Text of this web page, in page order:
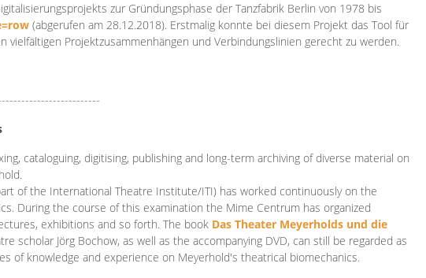
zur Gründungsphase der Tanzfabrik Berlin von 1978 bis
(abgerufen am 28.12.2018). Erstmalig konnte bei diesem Projekt das Tool für
Projektzusammenhängen und Verbindungslinien gerecht zu werden.
cataloguing, digitising, publishing and long-term archiving of diverse material on
of the International Theatre Institute/ITI) has worked continuously on the
During the course of this examination the Mime Centrum has organized
exhibitions and so forth. The book Das Theater Meyerholds und die
scholar Jörg Bochow, as well as the accompanying DVD, can still be regarded as
of knowledge and experience on Meyerhold's theatrical biomechanics.